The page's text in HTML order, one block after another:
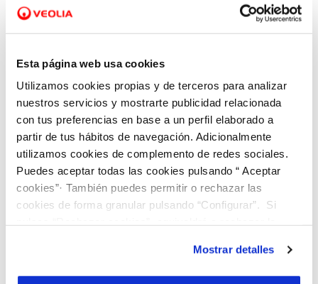
Esta página web usa cookies
Utilizamos cookies propias y de terceros para analizar
nuestros servicios y mostrarte publicidad relacionada
con tus preferencias en base a un perfil elaborado a
partir de tus hábitos de navegación. Adicionalmente
utilizamos cookies de complemento de redes sociales.
Puedes aceptar todas las cookies pulsando “ Aceptar
cookies”· También puedes permitir o rechazar las
cookies de forma granular pulsando “Configurar”. Si
son indispensables para que el sitio web funcione y que
por tanto no se pueden desactivar. Puedes consultar
Mostrar detalles
20 DIC 2021
VIII EDICION DEL CERTAMEN LITERARIO DE